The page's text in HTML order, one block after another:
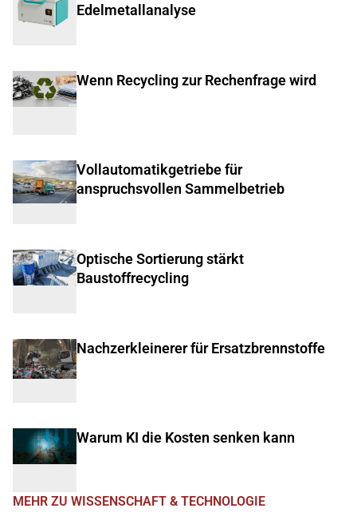
Edelmetallanalyse
Wenn Recycling zur Rechenfrage wird
Vollautomatikgetriebe für
anspruchsvollen Sammelbetrieb
Optische Sortierung stärkt
Baustoffrecycling
Nachzerkleinerer für Ersatzbrennstoffe
Warum KI die Kosten senken kann
MEHR ZU WISSENSCHAFT & TECHNOLOGIE